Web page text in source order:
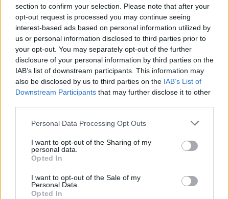
section to confirm your selection. Please note that after your
opt-out request is processed you may continue seeing
interest-based ads based on personal information utilized by
us or personal information disclosed to third parties prior to
your opt-out. You may separately opt-out of the further
disclosure of your personal information by third parties on the
IAB’s list of downstream participants. This information may
also be disclosed by us to third parties on the IAB’s List of
Downstream Participants that may further disclose it to other
Please note that this website/app uses one or more Google
not limited to your visit or usage behaviour. You may click to
grant or deny consent to Google and its third-party tags to
use your data for below specified purposes in below Google
consent section.
Personal Data Processing Opt Outs
I want to opt-out of the Sharing of my
personal data.
Opted In
I want to opt-out of the Sale of my
Personal Data.
Opted In
Οπισθόφυλλο εφημερίδας Star Press